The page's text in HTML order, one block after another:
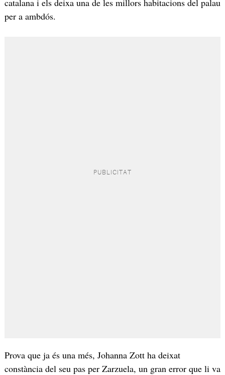
catalana i els deixa una de les millors habitacions del palau
per a ambdós.
Prova que ja és una més, Johanna Zott ha deixat
constància del seu pas per Zarzuela, un gran error que li va